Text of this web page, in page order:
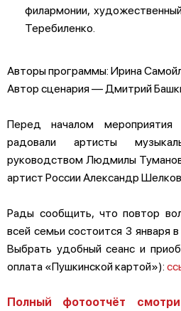
филармонии,
Теребиленко.
Авторы программы: Ирина
Автор сценария — Дмитрий
Перед началом
радовали артисты
руководством Людмилы
артист России Александр
Рады сообщить, что повтор
всей семьи состоится 3 января
Выбрать удобный сеанс и
оплата «Пушкинской картой»):
Полный фотоотчёт